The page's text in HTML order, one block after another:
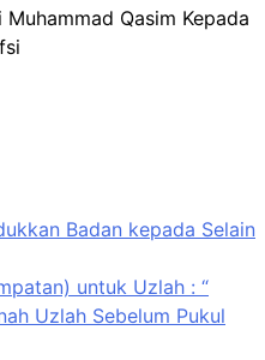
Qasim Kepada
Badan kepada Selain
untuk Uzlah : “
Uzlah Sebelum Pukul